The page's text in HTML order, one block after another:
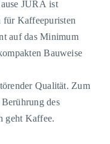
JURAist
für Kaffeepuristen
auf das Minimum
Bauweise
Qualität. Zum
des
geht Kaffee.